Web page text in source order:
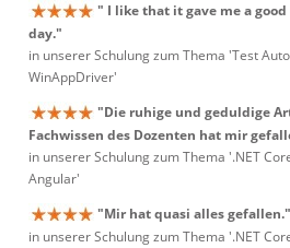
" I like that it gave me a
day."
in unserer Schulung zum Thema 'Test
WinAppDriver'
"Die ruhige und geduldige
Fachwissen des Dozenten hat mir
in unserer Schulung zum Thema '.NET
Angular'
"Mir hat quasi alles gefallen."
in unserer Schulung zum Thema '.NET